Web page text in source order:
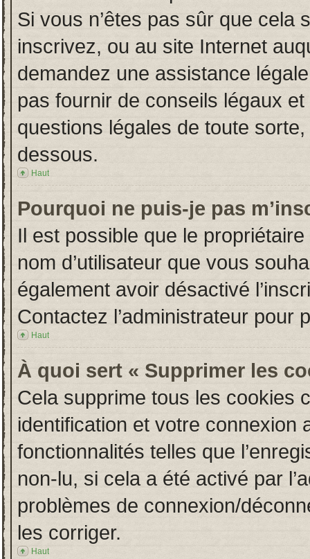
Si vous n’êtes pas sûr que cela
inscrivez, ou au site Internet
demandez une assistance
pas fournir de conseils légaux
questions légales de toute
dessous.
Haut
Pourquoi ne puis-je pas
Il est possible que le
nom d’utilisateur que vous
également avoir désactivé
Contactez l’administrateur pour
Haut
À quoi sert « Supprimer les
Cela supprime tous les cookies
identification et votre connexion
fonctionnalités telles que
non-lu, si cela a été activé par
problèmes de connexion/
les corriger.
Haut